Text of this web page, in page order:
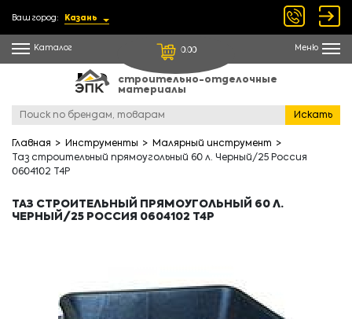
Ваш город: Казань
Каталог 0.00 Меню
строительно-отделочные
материалы
Искать
Главная Инструменты
Малярный инструмент
Таз строительный прямоугольный 60 л. Черный/25 Россия
0604102 T4P
ТАЗ СТРОИТЕЛЬНЫЙ ПРЯМОУГОЛЬНЫЙ 60 Л.
ЧЕРНЫЙ/25 РОССИЯ 0604102 T4P